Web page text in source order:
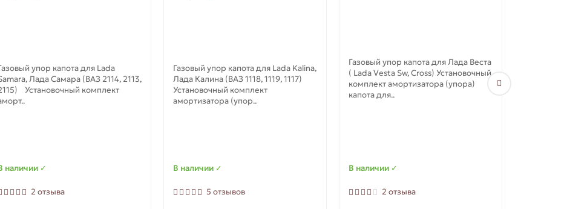
упор капота для Lada
Лада Самара (ВАЗ 2114, 2113,
Установочный комплект
наличии ✓
2 отзыва
Газовый упор капота для Lada Kalina,
Лада Калина (ВАЗ 1118, 1119, 1117)
Установочный комплект
амортизатора (упор..
В наличии ✓
5 отзывов
Газовый упор капота для Лада Веста
( Lada Vesta Sw, Cross) Установочный
комплект амортизатора (упора)
капота для..
В наличии ✓
2 отзыва